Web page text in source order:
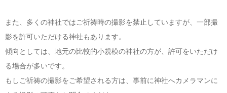
また、多くの神社ではご祈祷時の撮影を禁止していますが、一部撮
影を許可いただける神社もあります。
傾向としては、地元の比較的小規模の神社の方が、許可をいただけ
る場合が多いです。
もしご祈祷の撮影をご希望される方は、事前に神社へカメラマンに